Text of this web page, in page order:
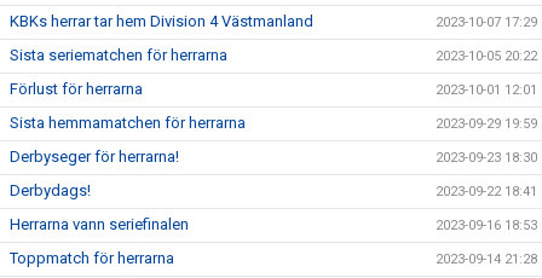
KBKs herrar tar hem Division 4 Västmanland 2023-10-07 17:29
Sista seriematchen för herrarna 2023-10-05 20:22
Förlust för herrarna 2023-10-01 12:01
Sista hemmamatchen för herrarna 2023-09-29 19:59
Derbyseger för herrarna! 2023-09-23 18:30
Derbydags! 2023-09-22 18:41
Herrarna vann seriefinalen 2023-09-16 18:53
Toppmatch för herrarna 2023-09-14 21:28